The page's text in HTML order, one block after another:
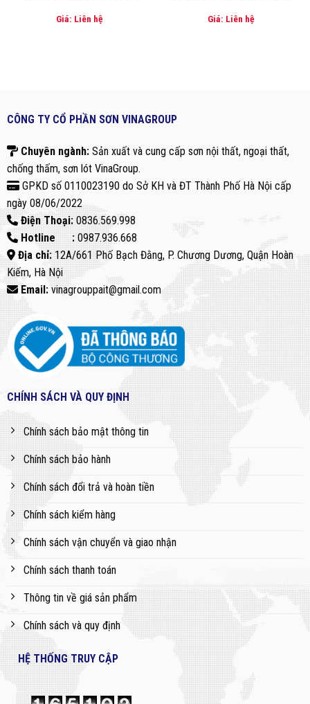
Giá: Liên hệ Giá: Liên hệ
CÔNG TY CỔ PHẦN SƠN VINAGROUP
Chuyên ngành: Sản xuất và cung cấp sơn nội thất, ngoại thất,
chống thấm, sơn lót VinaGroup.
GPKD số 0110023190 do Sở KH và ĐT Thành Phố Hà Nội cấp
ngày 08/06/2022
Điện Thoại:0836.569.998
Hotline : 0987.936.668
Địa chỉ:12A/661 Phố Bạch Đằng, P. Chương Dương, Quận Hoàn
Kiếm, Hà Nội
Email:vinagrouppait@gmail.com
CHÍNH SÁCH VÀ QUY ĐỊNH
Chính sách bảo mật thông tin
Chính sách bảo hành
Chính sách đổi trả và hoàn tiền
Chính sách kiểm hàng
Chính sách vận chuyển và giao nhận
Chính sách thanh toán
Thông tin về giá sản phẩm
Chính sách và quy định
HỆ THỐNG TRUY CẬP